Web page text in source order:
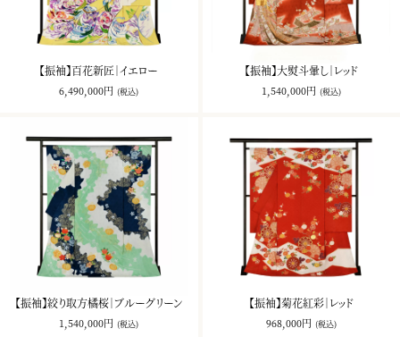
【振袖】百花新匠｜イエロー
6,490,000円 (税込)
【振袖】大熨斗暈し｜レッド
1,540,000円 (税込)
【振袖】絞り取方橘桜｜ブルーグリーン
1,540,000円 (税込)
【振袖】菊花紅彩｜レッド
968,000円 (税込)